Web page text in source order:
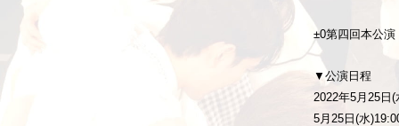
±0第四回本公演
▼公演日程
2022年5月25日
5月25日(水